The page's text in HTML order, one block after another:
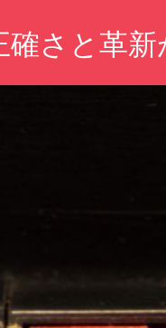
さと革